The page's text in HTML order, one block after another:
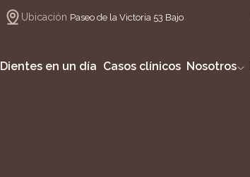
Ubicación Paseo de la Victoria 53 Bajo
Dientes en un día Casos clínicos Nosotros